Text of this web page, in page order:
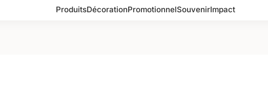
ProduitsDécorationPromotionnelSouvenirImpact